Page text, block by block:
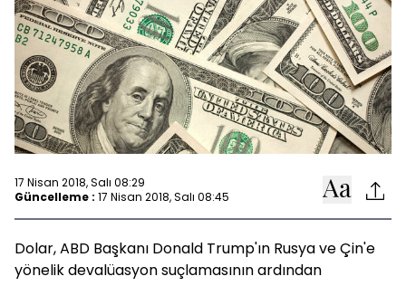
17 Nisan 2018, Salı 08:29
Güncelleme : 17 Nisan 2018, Salı 08:45
Dolar, ABD Başkanı Donald Trump'ın Rusya ve Çin'e
yönelik devalüasyon suçlamasının ardından